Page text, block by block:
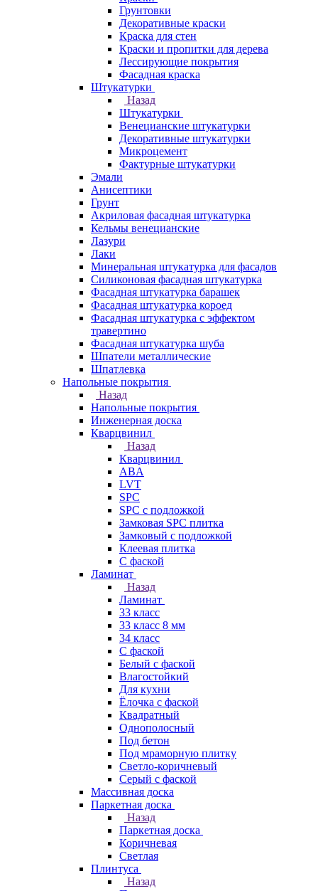
Грунтовки
Декоративные краски
Краска для стен
Краски и пропитки для дерева
Лессирующие покрытия
Фасадная краска
Штукатурки
Назад
Штукатурки
Венецианские штукатурки
Декоративные штукатурки
Микроцемент
Фактурные штукатурки
Эмали
Анисептики
Грунт
Акриловая фасадная штукатурка
Кельмы венецианские
Лазури
Лаки
Минеральная штукатурка для фасадов
Силиконовая фасадная штукатурка
Фасадная штукатурка барашек
Фасадная штукатурка короед
Фасадная штукатурка с эффектом
травертино
Фасадная штукатурка шуба
Шпатели металлические
Шпатлевка
Напольные покрытия
Назад
Напольные покрытия
Инженерная доска
Кварцвинил
Назад
Кварцвинил
ABA
LVT
SPC
SPC с подложкой
Замковая SPC плитка
Замковый с подложкой
Клеевая плитка
С фаской
Ламинат
Назад
Ламинат
33 класс
33 класс 8 мм
34 класс
C фаской
Белый с фаской
Влагостойкий
Для кухни
Ёлочка с фаской
Квадратный
Однополосный
Под бетон
Под мраморную плитку
Светло-коричневый
Серый с фаской
Массивная доска
Паркетная доска
Назад
Паркетная доска
Коричневая
Светлая
Плинтуса
Назад